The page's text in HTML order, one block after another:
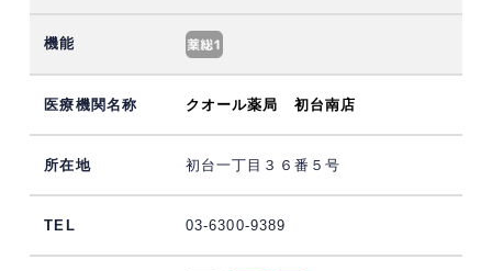
クオール薬局 初台南店
初台一丁目３６番５号
03-6300-9389